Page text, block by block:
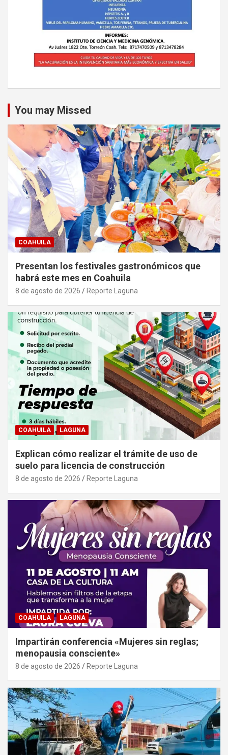
You may Missed
COAHUILA
Presentan los festivales gastronómicos que
habrá este mes en Coahuila
8 de agosto de 2026 Reporte Laguna
COAHUILA LAGUNA
Explican cómo realizar el trámite de uso de
suelo para licencia de construcción
8 de agosto de 2026 Reporte Laguna
COAHUILA LAGUNA
Impartirán conferencia «Mujeres sin reglas;
menopausia consciente»
8 de agosto de 2026 Reporte Laguna